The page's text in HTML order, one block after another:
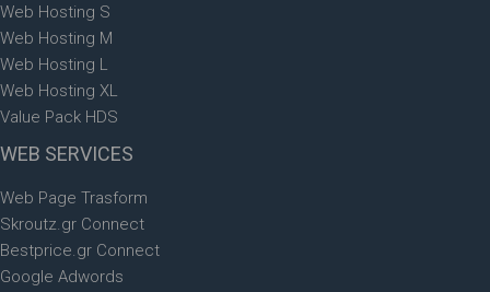
Web Hosting S
Web Hosting M
Web Hosting L
Web Hosting XL
Value Pack HDS
WEB SERVICES
Web Page Trasform
Skroutz.gr Connect
Bestprice.gr Connect
Google Adwords